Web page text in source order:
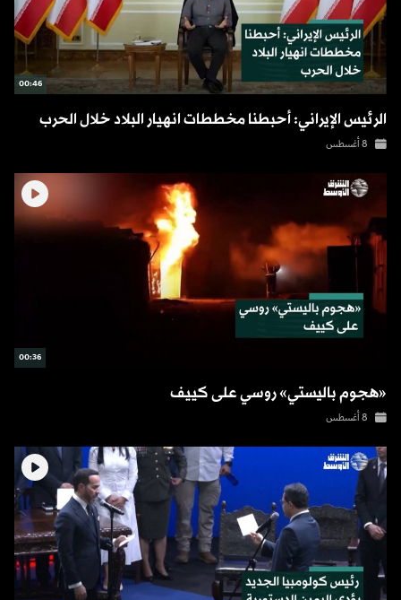
00:46
الرئيس الإيراني: أحبطنا مخططات انهيار البلاد خلال الحرب
8 أغسطس
00:36
«هجوم باليستي» روسي على كييف
8 أغسطس